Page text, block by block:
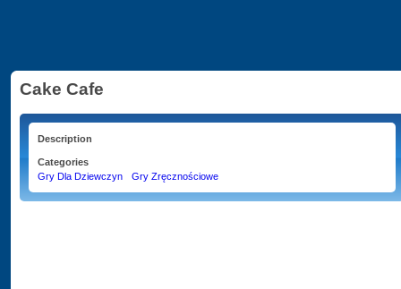
Cake Cafe
Description
Categories
Gry Dla Dziewczyn
Gry Zręcznościowe